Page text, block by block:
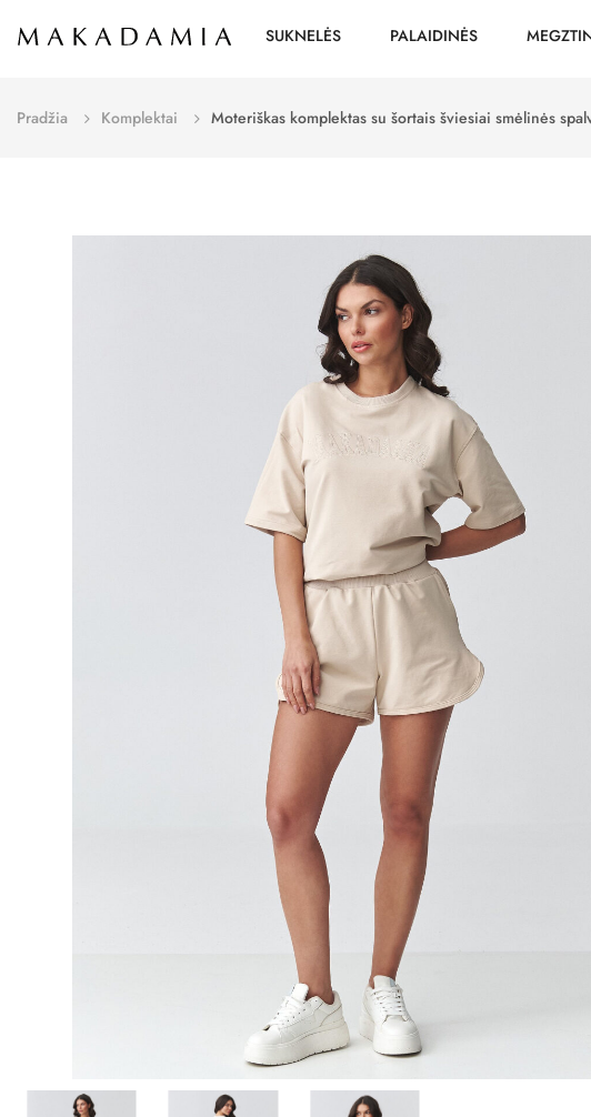
SUKNELĖS PALAIDINĖS
Pradžia Komplektai Moteriškas komplektas su šortais šviesiai smėlinės